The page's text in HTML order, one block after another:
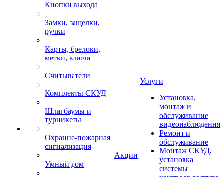
Кнопки выхода
Замки, защелки,
ручки
Карты, брелоки,
метки, ключи
Считыватели
Комплекты СКУД
Шлагбаумы и
турникеты
Охранно-пожарная
сигнализация
Умный дом
Акции
Услуги
Установка,
монтаж и
обслуживание
видеонаблюдения
Ремонт и
обслуживание
Монтаж СКУД,
установка
системы